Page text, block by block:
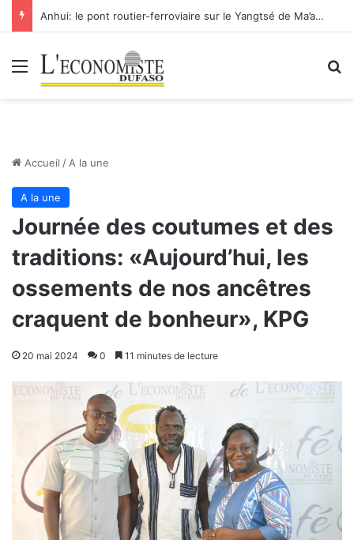
Anhui: le pont routier-ferroviaire sur le Yangtsé de Ma’anshan entre dans la phase finale en vue de sa mise en service
Menu
Accueil / A la une
A la une
Journée des coutumes et des
traditions: «Aujourd’hui, les
ossements de nos ancêtres
craquent de bonheur», KPG
20 mai 2024 0 11 minutes de lecture